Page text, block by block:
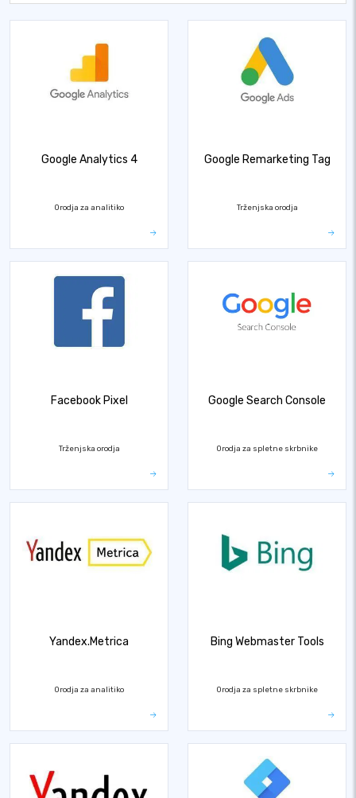
Google Analytics 4
Orodja za analitiko
Google Remarketing Tag
Trženjska orodja
Facebook Pixel
Trženjska orodja
Google Search Console
Orodja za spletne skrbnike
Yandex.Metrica
Orodja za analitiko
Bing Webmaster Tools
Orodja za spletne skrbnike